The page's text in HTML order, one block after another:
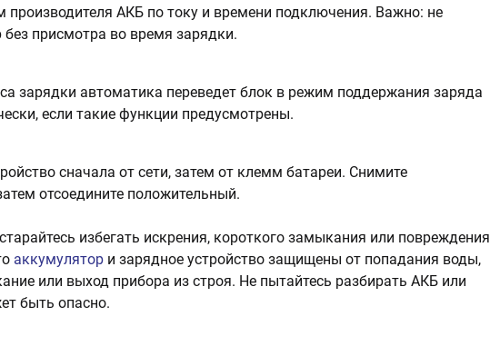
производителя АКБ по току и времени подключения. Важно: не
без присмотра во время зарядки.
зарядки автоматика переведет блок в режим поддержания заряда
если такие функции предусмотрены.
сначала от сети, затем от клемм батареи. Снимите
отсоедините положительный.
избегать искрения, короткого замыкания или повреждения
аккумулятор и зарядное устройство защищены от попадания воды,
или выход прибора из строя. Не пытайтесь разбирать АКБ или
быть опасно.